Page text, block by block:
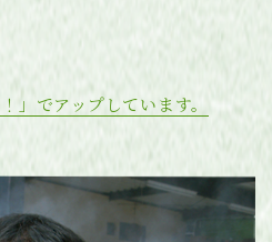
」でアップしています。